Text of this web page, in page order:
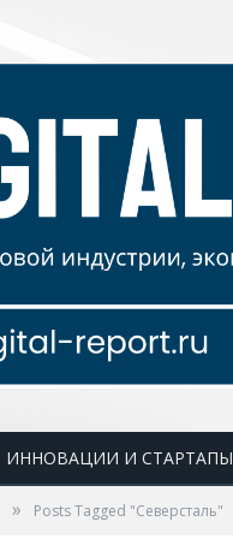
ИННОВАЦИИ И СТАРТАПЫ
» Posts Tagged "Северсталь"